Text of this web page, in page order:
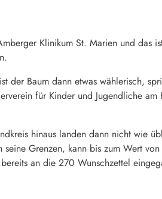
Klinikum St. Marien und das
der Baum dann etwas wählerisch,
für Kinder und Jugendliche
hinaus landen dann nicht wie
Grenzen, kann bis zum Wert
an die 270 Wunschzettel